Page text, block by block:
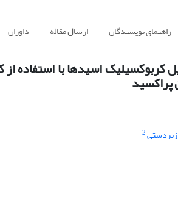
راهنمای نویسندگان ارسال مقاله داوران
2